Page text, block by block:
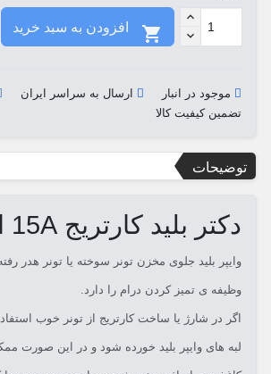

موجود در انبار
ارسال به سراسر ایران
تضمین کیفیت کالا
توضیحات
دکتر بلید کارتریج 15A اچ پی
وایپر بلید جلوی مخزن تونر سوخته یا تونر هدر
وظیفه ی تمیز کردن درام را دارد.
اگر در شارژ یا ساخت کارتریج از تونر خوب
لبه های وایپر بلید خورده شود و در این صورت